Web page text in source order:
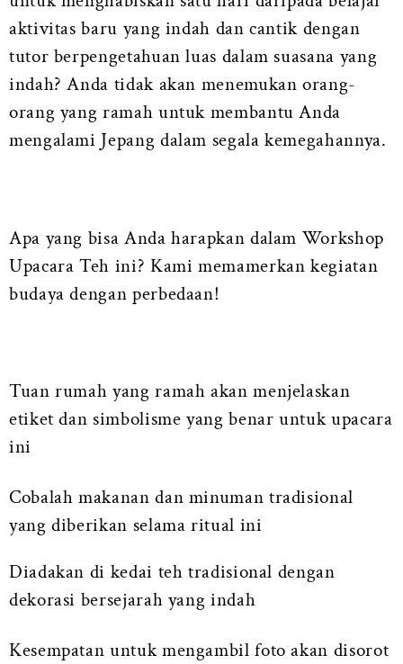
aktivitas baru yang indah dan cantik dengan
tutor berpengetahuan luas dalam suasana yang
indah? Anda tidak akan menemukan orang-
orang yang ramah untuk membantu Anda
mengalami Jepang dalam segala kemegahannya.
Apa yang bisa Anda harapkan dalam Workshop
Upacara Teh ini? Kami memamerkan kegiatan
budaya dengan perbedaan!
Tuan rumah yang ramah akan menjelaskan
etiket dan simbolisme yang benar untuk upacara
ini
Cobalah makanan dan minuman tradisional
yang diberikan selama ritual ini
Diadakan di kedai teh tradisional dengan
dekorasi bersejarah yang indah
Kesempatan untuk mengambil foto akan disorot